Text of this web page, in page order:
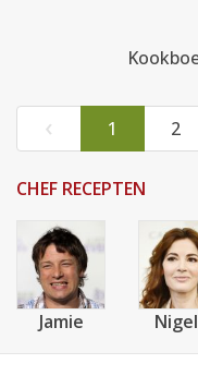
‹ 1 2
CHEF RECEPTEN
Jamie